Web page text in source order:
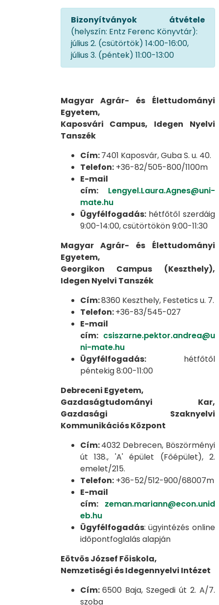
Bizonyítványok átvétele
(helyszín: Entz Ferenc Könyvtár):
július 2. (csütörtök) 14:00-16:00,
július 3. (péntek) 11:00-13:00
Magyar Agrár- és Élettudományi
Egyetem,
Kaposvári Campus, Idegen Nyelvi
Tanszék
Cím:7401 Kaposvár, Guba S. u. 40.
Telefon:+36-82/505-800/1100m
E-mail
cím:
Lengyel.Laura.Agnes@uni-
mate.hu
Ügyfélfogadás:hétfőtől szerdáig
9:00-14:00, csütörtökön 9:00-11:30
Magyar Agrár- és Élettudományi
Egyetem,
Georgikon Campus (Keszthely),
Idegen Nyelvi Tanszék
Cím:8360 Keszthely, Festetics u. 7.
Telefon:+36-83/545-027
E-mail
cím: csiszarne.pektor.andrea@u
ni-mate.hu
Ügyfélfogadás:hétfőtől
péntekig 8:00-11:00
Debreceni Egyetem,
Gazdaságtudományi Kar,
Gazdasági Szaknyelvi
Kommunikációs Központ
Cím:4032 Debrecen, Böszörményi
út 138., 'A' épület (Főépület), 2.
emelet/215.
Telefon:+36-52/512-900/68007m
E-mail
cím:
zeman.mariann@econ.unid
eb.hu
Ügyfélfogadás: ügyintézés online
időpontfoglalás alapján
Eötvös József Főiskola,
Nemzetiségi és Idegennyelvi Intézet
Cím:6500 Baja, Szegedi út 2. A/7.
szoba